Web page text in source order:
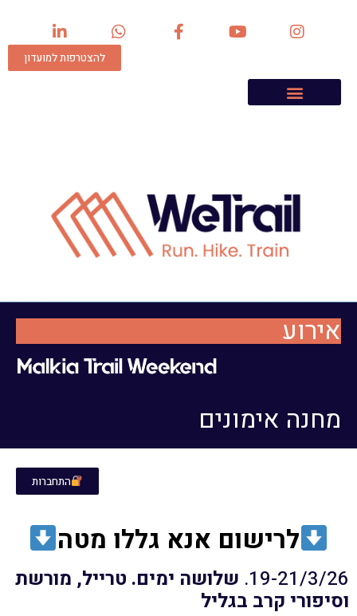
להצטרפות למועדון
אירוע
מחנה אימונים
התחברות
לרישום אנא גללו מטה
19-21/3/26. שלושה ימים. טרייל, מורשת
וסיפורי קרב בגליל